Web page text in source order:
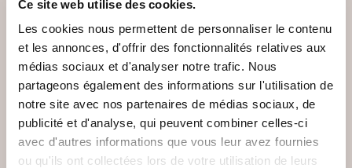
Ce site web utilise des cookies.
Les cookies nous permettent de personnaliser le contenu
et les annonces, d'offrir des fonctionnalités relatives aux
médias sociaux et d'analyser notre trafic. Nous
partageons également des informations sur l'utilisation de
notre site avec nos partenaires de médias sociaux, de
publicité et d'analyse, qui peuvent combiner celles-ci
avec d'autres informations que vous leur avez fournies
ou qu'ils ont collectées lors de votre utilisation de leurs